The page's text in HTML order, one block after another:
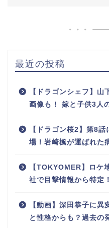
最近の投稿
【ドラゴンシェフ】
画像も！ 嫁と子供3人
【ドラゴン桜2】第8
場！岩崎楓が運ばれた
【TOKYOMER】ロケ
社で目撃情報から特定
【動画】深田恭子に
と性格からも？過去の